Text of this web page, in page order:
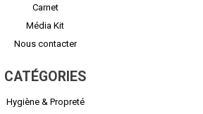
Carnet
Média Kit
Nous contacter
CATÉGORIES
Hygiène & Propreté